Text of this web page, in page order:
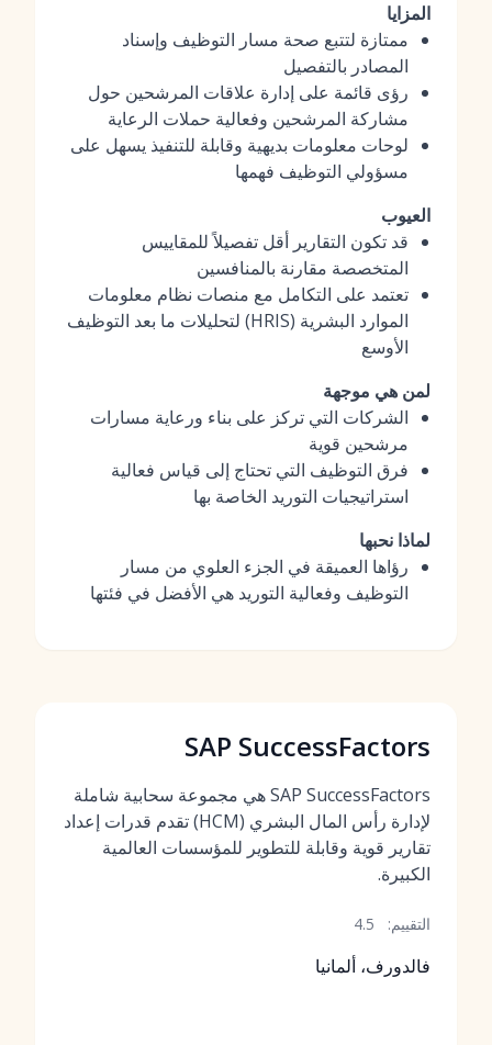
المزايا
ممتازة لتتبع صحة مسار التوظيف وإسناد
المصادر بالتفصيل
رؤى قائمة على إدارة علاقات المرشحين حول
مشاركة المرشحين وفعالية حملات الرعاية
لوحات معلومات بديهية وقابلة للتنفيذ يسهل على
مسؤولي التوظيف فهمها
العيوب
قد تكون التقارير أقل تفصيلاً للمقاييس
المتخصصة مقارنة بالمنافسين
تعتمد على التكامل مع منصات نظام معلومات
الموارد البشرية (HRIS) لتحليلات ما بعد التوظيف
الأوسع
لمن هي موجهة
الشركات التي تركز على بناء ورعاية مسارات
مرشحين قوية
فرق التوظيف التي تحتاج إلى قياس فعالية
استراتيجيات التوريد الخاصة بها
لماذا نحبها
رؤاها العميقة في الجزء العلوي من مسار
التوظيف وفعالية التوريد هي الأفضل في فئتها
SAP SuccessFactors
SAP SuccessFactors هي مجموعة سحابية شاملة
لإدارة رأس المال البشري (HCM) تقدم قدرات إعداد
تقارير قوية وقابلة للتطوير للمؤسسات العالمية
الكبيرة.
التقييم: 4.5
فالدورف، ألمانيا